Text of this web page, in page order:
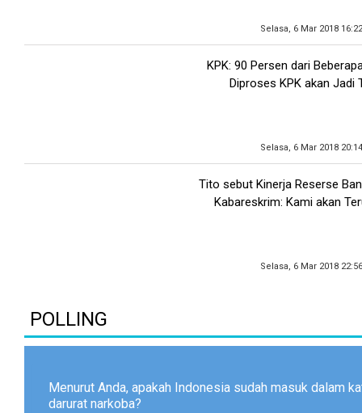
Selasa, 6 Mar 2018
KPK: 90 Persen dari
Diproses KPK akan Jadi
Selasa, 6 Mar 2018
Tito sebut Kinerja Reserse
Kabareskrim: Kami akan
Selasa, 6 Mar 2018
POLLING
Menurut Anda, apakah Indonesia sudah masuk dalam
darurat narkoba?